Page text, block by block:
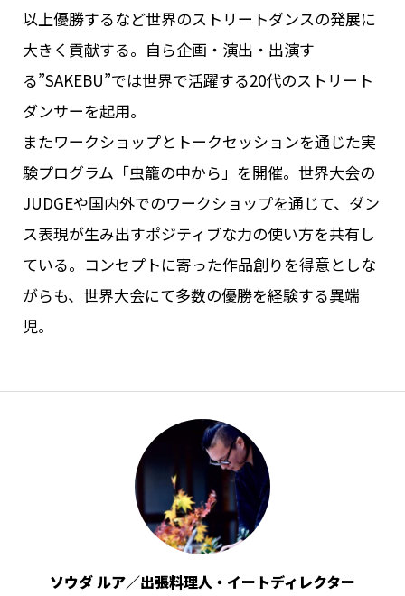
以上優勝するなど世界のストリートダンスの発展に
大きく貢献する。自ら企画・演出・出演す
る”SAKEBU”では世界で活躍する20代のストリート
ダンサーを起用。
またワークショップとトークセッションを通じた実
験プログラム「虫籠の中から」を開催。世界大会の
JUDGEや国内外でのワークショップを通じて、ダン
ス表現が生み出すポジティブな力の使い方を共有し
ている。コンセプトに寄った作品創りを得意としな
がらも、世界大会にて多数の優勝を経験する異端
児。
ソウダ ルア／出張料理人・イートディレクター